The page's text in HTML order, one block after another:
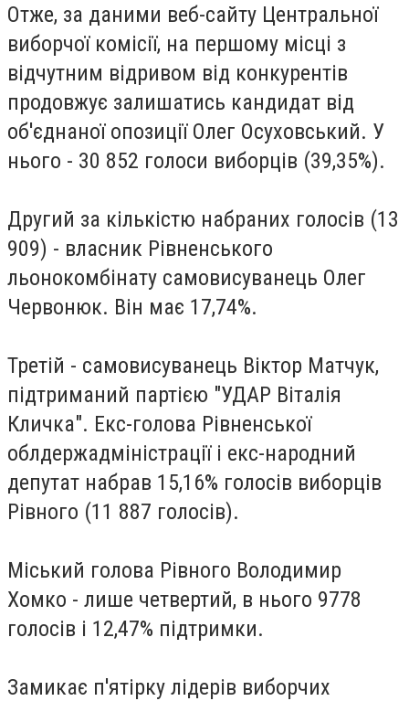
Отже, за даними веб-сайту Центральної
виборчої комісії, на першому місці з
відчутним відривом від конкурентів
продовжує залишатись кандидат від
об'єднаної опозиції Олег Осуховський. У
нього - 30 852 голоси виборців (39,35%).
Другий за кількістю набраних голосів (13
909) - власник Рівненського
льонокомбінату самовисуванець Олег
Червонюк. Він має 17,74%.
Третій - самовисуванець Віктор Матчук,
підтриманий партією "УДАР Віталія
Кличка". Екс-голова Рівненської
облдержадміністрації і екс-народний
депутат набрав 15,16% голосів виборців
Рівного (11 887 голосів).
Міський голова Рівного Володимир
Хомко - лише четвертий, в нього 9778
голосів і 12,47% підтримки.
Замикає п'ятірку лідерів виборчих